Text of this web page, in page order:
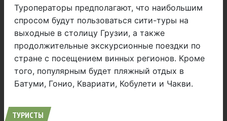
Туроператоры предполагают, что наибольшим
спросом будут пользоваться сити-туры на
выходные в столицу Грузии, а также
продолжительные экскурсионные поездки по
стране с посещением винных регионов. Кроме
того, популярным будет пляжный отдых в
Батуми, Гонио, Квариати, Кобулети и Чакви.
ТУРИСТЫ